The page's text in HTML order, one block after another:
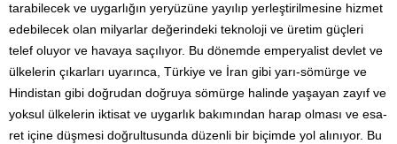
tarabilecek ve uygarlığın yeryüzüne yayılıp yerleştirilmesine hizmet
edebilecek olan milyarlar değerindeki teknoloji ve üre­tim güçleri
telef oluyor ve havaya saçılıyor. Bu dönemde em­perya­list devlet ve
ülkelerin çıkarları uyarınca, Türkiye ve İran gibi yarı-sömürge ve
Hindistan gibi doğrudan doğruya sömürge ha­linde yaşayan zayıf ve
yoksul ülkelerin iktisat ve uygarlık bakı­mından harap olması ve esa­
ret içine düşmesi doğrultu­sunda düzenli bir biçimde yol alınıyor. Bu